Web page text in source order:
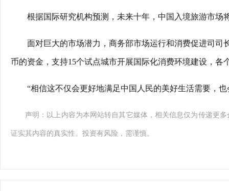
根据国际研究机构预测，未来十年，中国入境旅游市场
面对巨大的市场潜力，商务部市场运行和消费促进司
币的资金，支持15个试点城市开展国际化消费环境建设，
“相信这不仅会更好地满足中国人民的美好生活需要，
声明：以上内容为本网站转自其它媒体，相关信息仅为传递更
证实其内容的真实性。投资有风险，需谨慎。